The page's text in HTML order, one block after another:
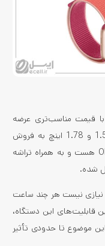
با قیمت مناسب‌تری عرضه
می‌شه، اپل واچ 5 هست که با دو اندازه 1.57 و 1.78 اینچ به فروش
می‌رسه. این اپل واچ دارای یک نمایشگر OLED هست و به همراه تراشه
18 ساعته داره و نیازی نیست هر چند ساعت
قابلیت‌های این دستگاه،
موضوع تا حدودی تأثیر